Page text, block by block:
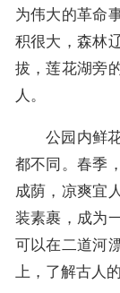
为伟大的革命
积很大，森林
拔，莲花湖旁
人。
公园内鲜
都不同。春季
成荫，凉爽宜
装素裹，成为
可以在二道河
上，了解古人